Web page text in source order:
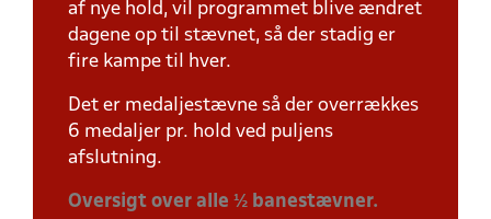
af nye hold, vil programmet blive ændret
dagene op til stævnet, så der stadig er
fire kampe til hver.
Det er medaljestævne så der overrækkes
6 medaljer pr. hold ved puljens
afslutning.
Oversigt over alle ½ banestævner.